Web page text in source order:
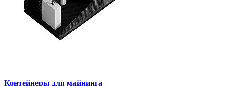
Контейнеры для майнинга